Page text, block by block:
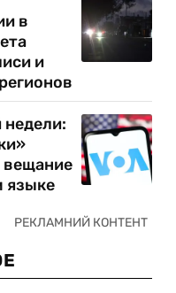
в
и
вещание
языке